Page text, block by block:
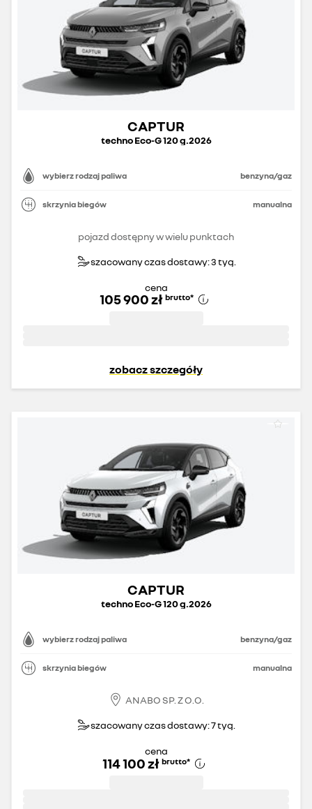
CAPTUR
techno Eco-G 120 g.2026
wybierz rodzaj paliwa benzyna/gaz
skrzynia biegów manualna
pojazd dostępny w wielu punktach
szacowany czas dostawy: 3 tyg.
cena
105 900 zł brutto*
zobacz szczegóły
CAPTUR
techno Eco-G 120 g.2026
wybierz rodzaj paliwa benzyna/gaz
skrzynia biegów manualna
ANABO SP. Z O.O.
szacowany czas dostawy: 7 tyg.
cena
114 100 zł brutto*